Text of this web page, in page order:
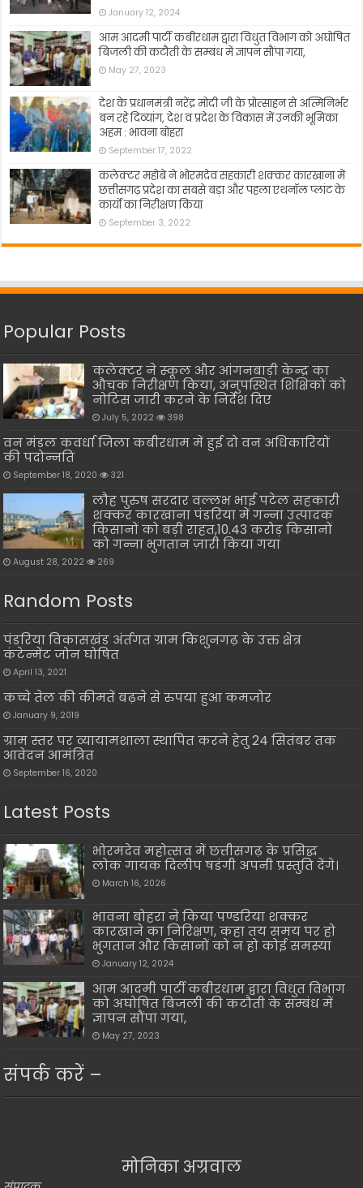
January 12, 2024
आम आदमी पार्टी कबीरधाम द्वारा विधुत विभाग को अघोषित
बिजली की कटौती के सम्बंध में ज्ञापन सौंपा गया,
May 27, 2023
देश के प्रधानमंत्री नरेंद्र मोदी जी के प्रोत्साहन से अत्मिनिर्भर
बन रहे दिव्यांग, देश व प्रदेश के विकास में उनकी भूमिका
अहम : भावना बोहरा
September 17, 2022
कलेक्टर महोबे ने भोरमदेव सहकारी शक्कर कारखाना में
छत्तीसगढ़ प्रदेश का सबसे बड़ा और पहला एथनॉल प्लांट के
कार्यो का निरीक्षण किया
September 3, 2022
Popular Posts
कलेक्टर ने स्कूल और आंगनबाड़ी केन्द्र का
औचक निरीक्षण किया, अनुपस्थित शिक्षिकों को
नोटिस जारी करने के निर्देश दिए
July 5, 2022 398
वन मंडल कवर्धा जिला कबीरधाम में हुई दो वन अधिकारियों
की पदोन्नति
September 18, 2020 321
लौह पुरुष सरदार वल्लभ भाई पटेल सहकारी
शक्कर कारखाना पंडरिया में गन्ना उत्पादक
किसानों को बड़ी राहत,10.43 करोड़ किसानों
को गन्ना भुगतान ज़ारी किया गया
August 28, 2022 269
Random Posts
पंडरिया विकासखंड अंर्तगत ग्राम किशुनगढ़ के उक्त क्षेत्र
कंटेन्मेंट जोन घोषित
April 13, 2021
कच्चे तेल की कीमतें बढ़ने से रुपया हुआ कमजोर
January 9, 2019
ग्राम स्तर पर व्यायामशाला स्थापित करने हेतु 24 सितंबर तक
आवेदन आमंत्रित
September 16, 2020
Latest Posts
भोरमदेव महोत्सव में छत्तीसगढ़ के प्रसिद्ध
लोक गायक दिलीप षडंगी अपनी प्रस्तुति देंगे।
March 16, 2026
भावना बोहरा ने किया पण्डरिया शक्कर
कारखाने का निरिक्षण, कहा तय समय पर हो
भुगतान और किसानों को न हो कोई समस्या
January 12, 2024
आम आदमी पार्टी कबीरधाम द्वारा विधुत विभाग
को अघोषित बिजली की कटौती के सम्बंध में
ज्ञापन सौंपा गया,
May 27, 2023
संपर्क करें –
मोनिका अग्रवाल